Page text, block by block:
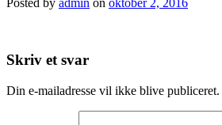
Skriv et svar
Din e-mailadresse vil ikke blive publiceret.